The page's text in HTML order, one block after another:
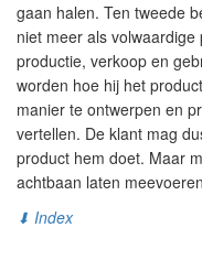
gaan halen. Ten tweede
niet meer als
productie, verkoop en
worden hoe hij het
manier te ontwerpen en
vertellen. De klant mag
product hem doet. Maar
achtbaan laten
⬇ Index